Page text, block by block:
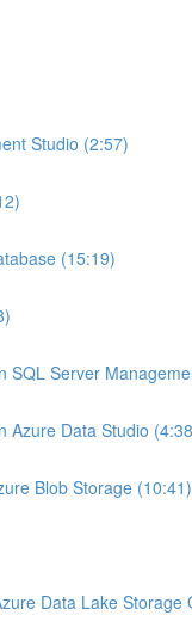
Studio (2:57)
(15:19)
SQL Server
Azure Data Studio
Blob Storage (10:41)
Data Lake Storage